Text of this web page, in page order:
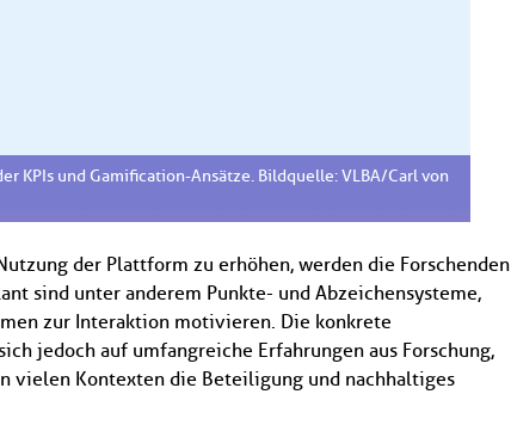
KPIs und Gamification-Ansätze. Bildquelle: VLBA/Carl von
der Plattform zu erhöhen, werden die Forschenden
sind unter anderem Punkte- und Abzeichensysteme,
zur Interaktion motivieren. Die konkrete
jedoch auf umfangreiche Erfahrungen aus Forschung,
vielen Kontexten die Beteiligung und nachhaltiges